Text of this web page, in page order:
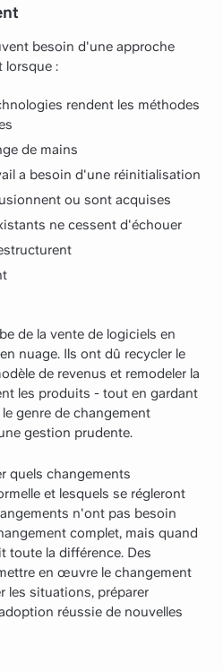
besoin d'une approche
lorsque :
rendent les méthodes
de mains
a besoin d'une réinitialisation
ou sont acquises
ne cessent d'échouer
de la vente de logiciels en
nuage. Ils ont dû recycler le
de revenus et remodeler la
les produits - tout en gardant
genre de changement
gestion prudente.
quels changements
et lesquels se régleront
n'ont pas besoin
complet, mais quand
toute la différence. Des
en œuvre le changement
les situations, préparer
réussie de nouvelles